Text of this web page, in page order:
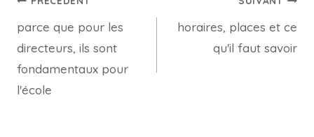
de
l’article
parce que pour les
directeurs, ils sont
fondamentaux pour
l'école
horaires, places et ce
qu'il faut savoir